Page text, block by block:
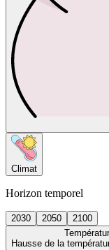
Climat
Horizon temporel
2030 2050
2100
Hausse de la